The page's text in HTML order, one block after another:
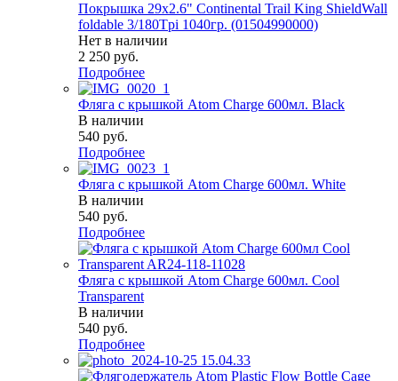
Покрышка 29x2.6" Continental Trail King ShieldWall
foldable 3/180Tpi 1040гр. (01504990000)
Нет в наличии
2 250 руб.
Подробнее
Фляга с крышкой Atom Charge 600мл. Black
В наличии
540 руб.
Подробнее
Фляга с крышкой Atom Charge 600мл. White
В наличии
540 руб.
Подробнее
Фляга с крышкой Atom Charge 600мл. Cool
Transparent
В наличии
540 руб.
Подробнее